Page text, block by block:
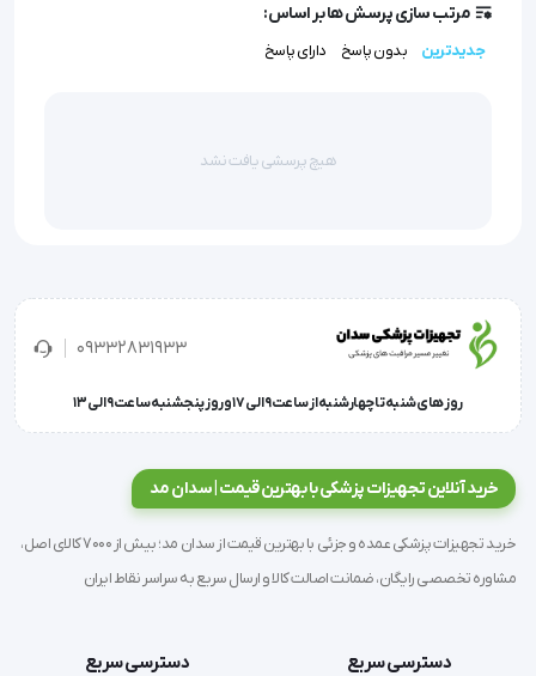
  عملکرد بهتر خون رسانی به مغز و سلولهای بدن
  افزایش تمرکز
  تسریع روند بهبود عضلات آسیب دیده
قدرت:28 وات دارای ماساژ لرزشی به همراه
مرتب سازی پرسش ها بر اساس:
جدیدترین بدون پاسخ دارای پاسخ
هیچ پرسشی یافت نشد
09332831933
روز های شنبه تا چهارشنبه از ساعت 9 الی 17 و روز پنجشنبه ساعت 9 الی 13
خرید آنلاین تجهیزات پزشکی با بهترین قیمت | سدان مد
خرید تجهیزات پزشکی عمده و جزئی با بهترین قیمت از سدان مد؛ بیش از 7000 کالای اصل،
مشاوره تخصصی رایگان، ضمانت اصالت کالا و ارسال سریع به سراسر نقاط ایران
دسترسی سریع
دسترسی سریع